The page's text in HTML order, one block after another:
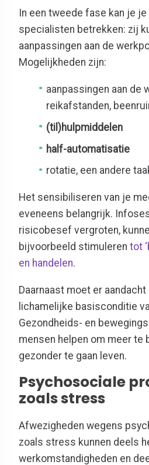
In een tweede fase kan je
specialisten betrekken: zij
aanpassingen aan de
Mogelijkheden zijn:
aanpassingen aan de
reikafstanden,
(til)hulpmiddelen
half-automatisatie
rotatie, een andere
Het sensibiliseren van je
eveneens belangrijk.
risicobesef vergroten,
bijvoorbeeld stimuleren tot
en handelen.
Daarnaast moet er
lichamelijke basisconditie
Gezondheids- en
mensen helpen om meer te
gezonder te gaan leven.
Psychosociale
zoals stress
Afwezigheden wegens
zoals stress kunnen deels
werkomstandigheden en